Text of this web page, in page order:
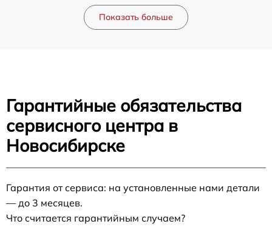
Показать больше
Гарантийные обязательства
сервисного центра в
Новосибирске
Гарантия от сервиса: на установленные нами детали
— до 3 месяцев.
Что считается гарантийным случаем?